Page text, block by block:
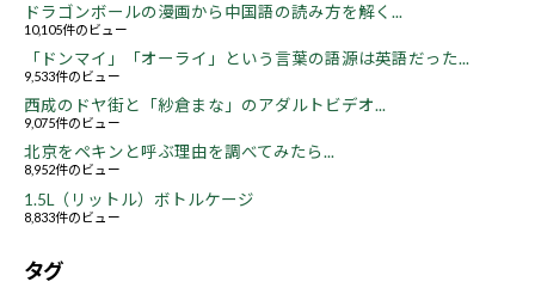
ドラゴンボールの漫画から中国語の読み方を解く...
10,105件のビュー
「ドンマイ」「オーライ」という言葉の語源は英語だった...
9,533件のビュー
西成のドヤ街と「紗倉まな」のアダルトビデオ...
9,075件のビュー
北京をペキンと呼ぶ理由を調べてみたら...
8,952件のビュー
1.5L（リットル）ボトルケージ
8,833件のビュー
タグ